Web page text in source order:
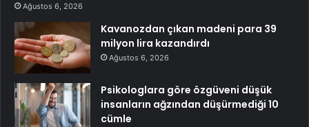
Ağustos 6, 2026
Kavanozdan çıkan madeni para 39
milyon lira kazandırdı
Ağustos 6, 2026
Psikologlara göre özgüveni düşük
insanların ağzından düşürmediği 10
cümle